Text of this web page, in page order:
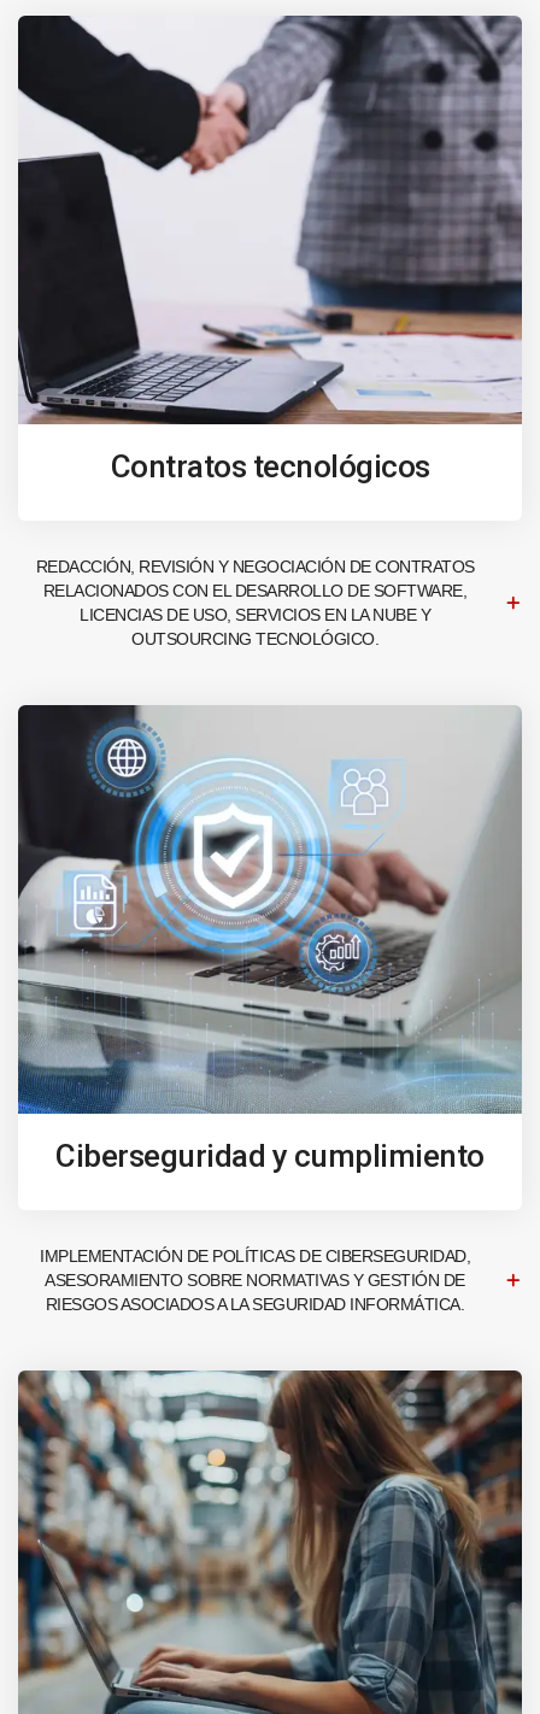
Contratos tecnológicos
REDACCIÓN, REVISIÓN Y NEGOCIACIÓN DE CONTRATOS
RELACIONADOS CON EL DESARROLLO DE SOFTWARE,
LICENCIAS DE USO, SERVICIOS EN LA NUBE Y
OUTSOURCING TECNOLÓGICO.
Ciberseguridad y cumplimiento
IMPLEMENTACIÓN DE POLÍTICAS DE CIBERSEGURIDAD,
ASESORAMIENTO SOBRE NORMATIVAS Y GESTIÓN DE
RIESGOS ASOCIADOS A LA SEGURIDAD INFORMÁTICA.